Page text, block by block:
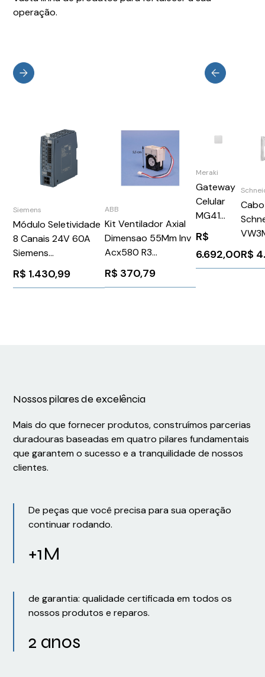
operação.
Siemens
Módulo Seletividade
8 Canais 24V 60A
Siemens
6EP44387FB003DX0
R$ 1.430,99
ABB
Kit Ventilador Axial
Dimensao 55Mm Inv
Acx580 R3
3AXD50000024578
ABB 1225912
R$ 370,79
Meraki
Gateway
Celular
MG41
MG41-HW
R$
6.692,00R$
Nossos pilares de excelência
Mais do que fornecer produtos, construímos parcerias
duradouras baseadas em quatro pilares fundamentais
que garantem o sucesso e a tranquilidade de nossos
clientes.
De peças que você precisa para sua operação
continuar rodando.
+1M
de garantia: qualidade certificada em todos os
nossos produtos e reparos.
2 anos